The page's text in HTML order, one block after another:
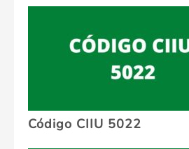
Código CIIU 5022